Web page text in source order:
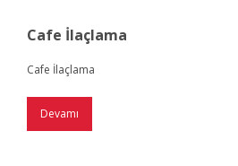
Cafe İlaçlama
Cafe İlaçlama
Devamı